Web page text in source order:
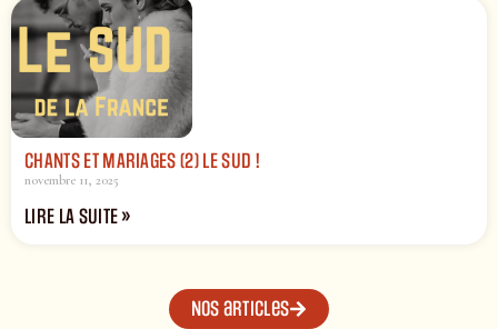
CHANTS ET MARIAGES (2) LE SUD !
novembre 11, 2025
LIRE LA SUITE »
Nos articles